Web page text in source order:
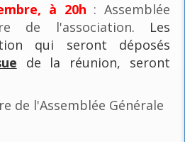
à 20h : Assemblée
de l'association. Les
qui seront déposés
de la réunion, seront
de l'Assemblée Générale